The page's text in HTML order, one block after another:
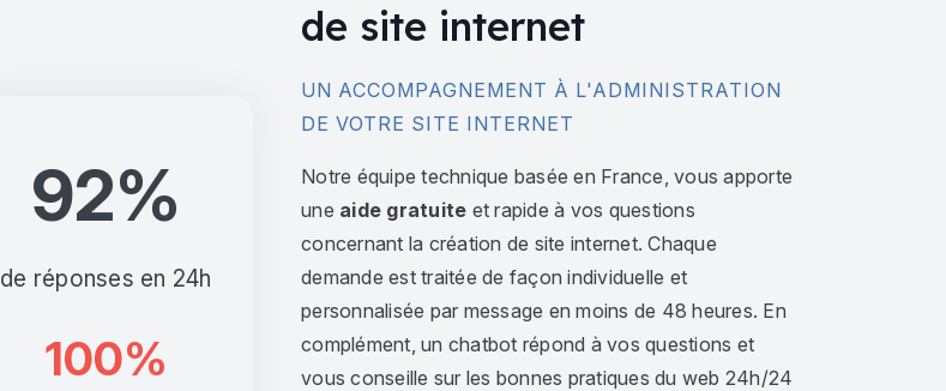
92%
de réponses en 24h
100%
de site internet
UN ACCOMPAGNEMENT À L'ADMINISTRATION
DE VOTRE SITE INTERNET
Notre équipe technique basée en France, vous apporte
une aide gratuite et rapide à vos questions
concernant la création de site internet. Chaque
demande est traitée de façon individuelle et
personnalisée par message en moins de 48 heures. En
complément, un chatbot répond à vos questions et
vous conseille sur les bonnes pratiques du web 24h/24